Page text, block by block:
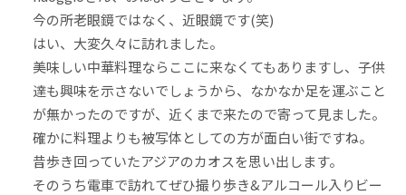
今の所老眼鏡ではなく、近眼鏡です(笑)
はい、大変久々に訪れました。
美味しい中華料理ならここに来なくてもありますし、子供
達も興味を示さないでしょうから、なかなか足を運ぶこと
が無かったのですが、近くまで来たので寄って見ました。
確かに料理よりも被写体としての方が面白い街ですね。
昔歩き回っていたアジアのカオスを思い出します。
そのうち電車で訪れてぜひ撮り歩き&アルコール入りビー